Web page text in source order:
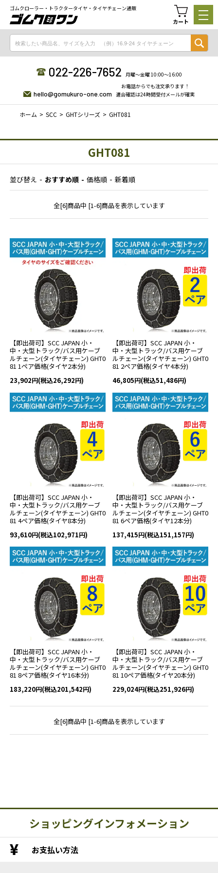
ゴムクローラー・トラクタータイヤ・タイヤチェーン通販
カート
022-226-7652 月曜〜金曜 10:00〜16:00
hello@gomukuro-one.com
お電話からでも注文承ります！
適合確認は24時間受付メールが確実
ホーム SCC GHTシリーズ GHT081
GHT081
並び替え おすすめ順 価格順 新着順
全[6]商品中 [1-6]商品を表示しています
【即出荷可】SCC JAPAN 小・
中・大型トラック/バス用ケーブ
ルチェーン(タイヤチェーン) GHT0
81 1ペア価格(タイヤ2本分)
23,902円(税込26,292円)
【即出荷可】SCC JAPAN 小・
中・大型トラック/バス用ケーブ
ルチェーン(タイヤチェーン) GHT0
81 2ペア価格(タイヤ4本分)
46,805円(税込51,486円)
【即出荷可】SCC JAPAN 小・
中・大型トラック/バス用ケーブ
ルチェーン(タイヤチェーン) GHT0
81 4ペア価格(タイヤ8本分)
93,610円(税込102,971円)
【即出荷可】SCC JAPAN 小・
中・大型トラック/バス用ケーブ
ルチェーン(タイヤチェーン) GHT0
81 6ペア価格(タイヤ12本分)
137,415円(税込151,157円)
【即出荷可】SCC JAPAN 小・
中・大型トラック/バス用ケーブ
ルチェーン(タイヤチェーン) GHT0
81 8ペア価格(タイヤ16本分)
183,220円(税込201,542円)
【即出荷可】SCC JAPAN 小・
中・大型トラック/バス用ケーブ
ルチェーン(タイヤチェーン) GHT0
81 10ペア価格(タイヤ20本分)
229,024円(税込251,926円)
全[6]商品中 [1-6]商品を表示しています
ショッピングインフォメーション
お支払い方法